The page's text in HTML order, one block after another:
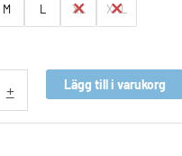
M L XL XXL
+ Lägg till i varukorg